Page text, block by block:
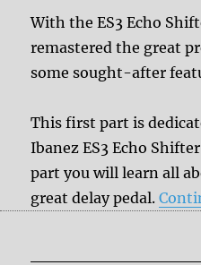
With the ES3 Echo
remastered the great
some sought-after
This first part is
Ibanez ES3 Echo
part you will learn all
great delay pedal.